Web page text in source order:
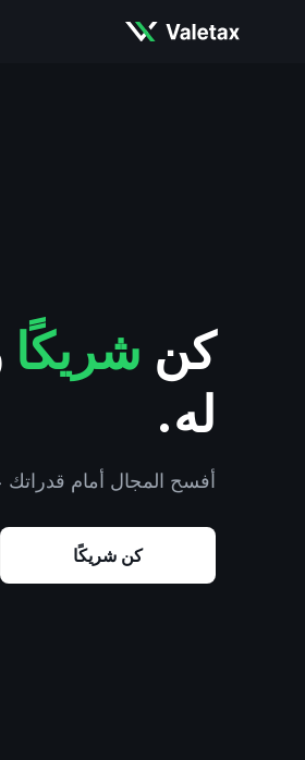
كن شريكًا
له.
أفسح المجال أمام
كن شريكًا